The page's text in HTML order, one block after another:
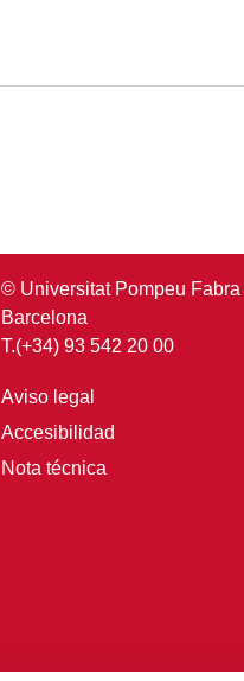
© Universitat Pompeu Fabra
Barcelona
T.(+34) 93 542 20 00
Aviso legal
Accesibilidad
Nota técnica